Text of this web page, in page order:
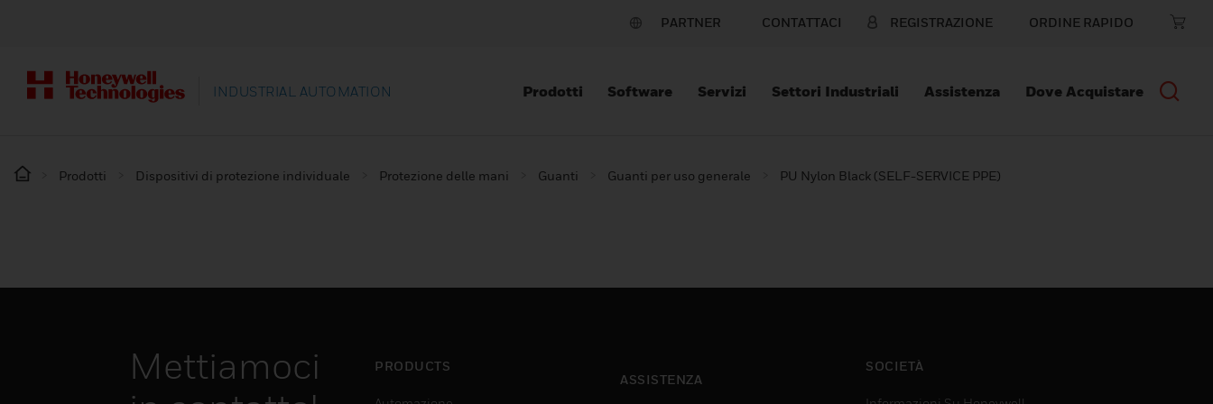
PARTNER CONTATTACI REGISTRAZIONE ORDINE RAPIDO
INDUSTRIAL AUTOMATION Prodotti Software Servizi Settori Industriali Assistenza Dove Acquistare
Prodotti Dispositivi di protezione individuale Protezione delle mani Guanti Guanti per uso generale PU Nylon Black (SELF-SERVICE PPE)
Mettiamoci
PRODUCTS
ASSISTENZA
SOCIETÀ